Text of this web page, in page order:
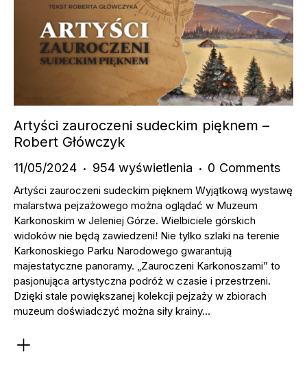
Artyści zauroczeni sudeckim pięknem –
Robert Główczyk
11/05/2024 954 wyświetlenia 0 Comments
Artyści zauroczeni sudeckim pięknem Wyjątkową wystawę
malarstwa pejzażowego można oglądać w Muzeum
Karkonoskim w Jeleniej Górze. Wielbiciele górskich
widoków nie będą zawiedzeni! Nie tylko szlaki na terenie
Karkonoskiego Parku Narodowego gwarantują
majestatyczne panoramy. „Zauroczeni Karkonoszami” to
pasjonująca artystyczna podróż w czasie i przestrzeni.
Dzięki stale powiększanej kolekcji pejzaży w zbiorach
muzeum doświadczyć można siły krainy…